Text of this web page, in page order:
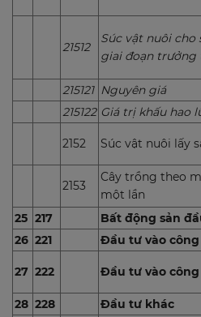
21512
Súc vật nuôi cho
giai đoạn trưởng
215121 Nguyên giá
215122 Giá trị khấu hao
2152 Súc vật nuôi lấy
2153
Cây trồng theo
một lần
25 217
Bất động sản
26 221 Đầu tư vào
27 222 Đầu tư vào
28 228 Đầu tư khác